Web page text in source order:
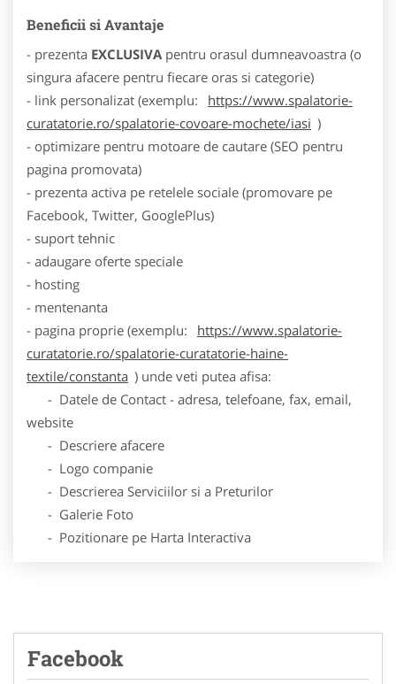
Beneficii si Avantaje
- prezenta EXCLUSIVA pentru orasul dumneavoastra (o
singura afacere pentru fiecare oras si categorie)
- link personalizat (exemplu:
https://www.spalatorie-
curatatorie.ro/spalatorie-covoare-mochete/iasi )
- optimizare pentru motoare de cautare (SEO pentru
pagina promovata)
- prezenta activa pe retelele sociale (promovare pe
Facebook, Twitter, GooglePlus)
- suport tehnic
- adaugare oferte speciale
- hosting
- mentenanta
- pagina proprie (exemplu:
https://www.spalatorie-
curatatorie.ro/spalatorie-curatatorie-haine-
textile/constanta ) unde veti putea afisa:
- Datele de Contact - adresa, telefoane, fax, email,
website
- Descriere afacere
- Logo companie
- Descrierea Serviciilor si a Preturilor
- Galerie Foto
- Pozitionare pe Harta Interactiva
Facebook